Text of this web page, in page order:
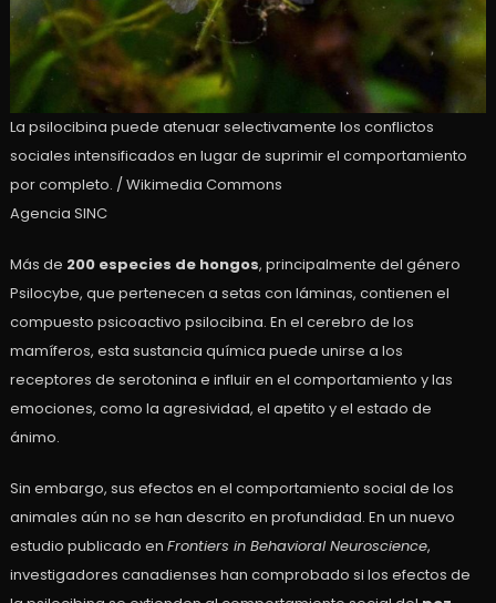
La psilocibina puede atenuar selectivamente los conflictos
sociales intensificados en lugar de suprimir el comportamiento
por completo. / Wikimedia Commons
Agencia SINC
Más de 200 especies de hongos, principalmente del género
Psilocybe, que pertenecen a setas con láminas, contienen el
compuesto psicoactivo psilocibina. En el cerebro de los
mamíferos, esta sustancia química puede unirse a los
receptores de serotonina e influir en el comportamiento y las
emociones, como la agresividad, el apetito y el estado de
ánimo.
Sin embargo, sus efectos en el comportamiento social de los
animales aún no se han descrito en profundidad. En un nuevo
estudio publicado en Frontiers in Behavioral Neuroscience,
investigadores canadienses han comprobado si los efectos de